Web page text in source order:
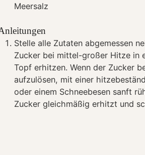
Meersalz
Stelle alle Zutaten abgemessen
Zucker bei mittel-großer Hitze in
Topf erhitzen. Wenn der Zucker
aufzulösen, mit einer
oder einem Schneebesen sanft
Zucker gleichmäßig erhitzt und